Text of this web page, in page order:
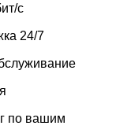
с
24/7
по вашим